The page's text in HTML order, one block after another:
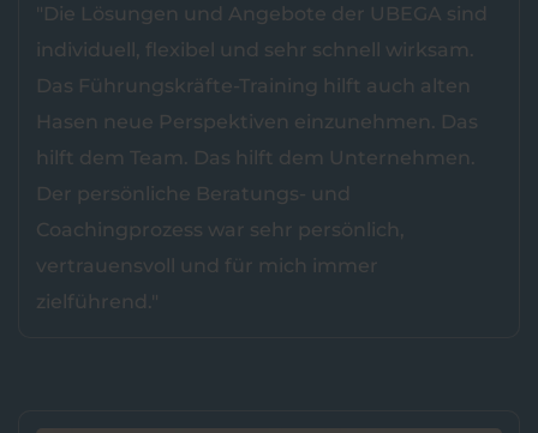
"Die Lösungen und Angebote der UBEGA sind
individuell, flexibel und sehr schnell wirksam.
Das Führungskräfte-Training hilft auch alten
Hasen neue Perspektiven einzunehmen. Das
hilft dem Team. Das hilft dem Unternehmen.
Der persönliche Beratungs- und
Coachingprozess war sehr persönlich,
vertrauensvoll und für mich immer
zielführend."